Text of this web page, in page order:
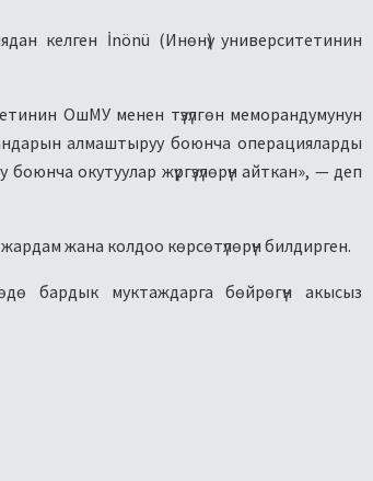
келген İnönü (Инөнү) университетинин
ОшМУ менен түзүлгөн меморандумунун
алмаштыруу боюнча операцияларды
окутуулар жүргүзүлөрүн айткан», — деп
жана колдоо көрсөтүлөрүн билдирген.
бардык муктаждарга бөйрөгүн акысыз